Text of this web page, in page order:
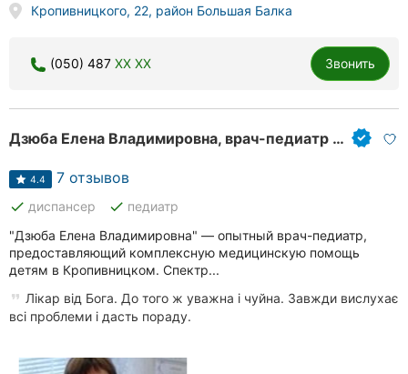
Кропивницкого, 22, район Большая Балка
(050) 487 XX XX Звонить
Дзюба Елена Владимировна, врач-педиатр участковый
4.4 7 отзывов
done диспансер done педиатр
"Дзюба Елена Владимировна" — опытный врач-педиатр,
предоставляющий комплексную медицинскую помощь
детям в Кропивницком. Спектр...
Лікар від Бога. До того ж уважна і чуйна. Завжди вислухає
всі проблеми і дасть пораду.